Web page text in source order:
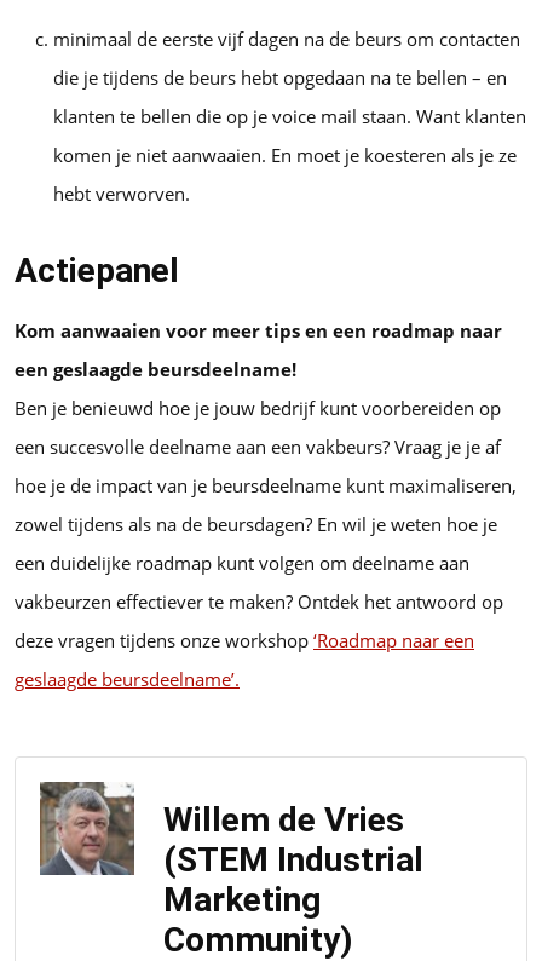
minimaal de eerste vijf dagen na de beurs om contacten
die je tijdens de beurs hebt opgedaan na te bellen – en
klanten te bellen die op je voice mail staan. Want klanten
komen je niet aanwaaien. En moet je koesteren als je ze
hebt verworven.
Actiepanel
Kom aanwaaien voor meer tips en een roadmap naar
een geslaagde beursdeelname!
Ben je benieuwd hoe je jouw bedrijf kunt voorbereiden op
een succesvolle deelname aan een vakbeurs? Vraag je je af
hoe je de impact van je beursdeelname kunt maximaliseren,
zowel tijdens als na de beursdagen? En wil je weten hoe je
een duidelijke roadmap kunt volgen om deelname aan
vakbeurzen effectiever te maken? Ontdek het antwoord op
deze vragen tijdens onze workshop ‘Roadmap naar een
geslaagde beursdeelname’.
Willem de Vries
(STEM Industrial
Marketing
Community)